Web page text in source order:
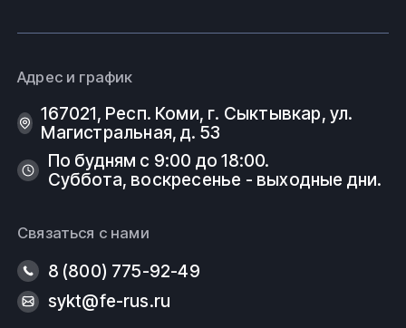
Адрес и график
167021, Респ. Коми, г. Сыктывкар, ул.
Магистральная, д. 53
По будням с 9:00 до 18:00.
Суббота, воскресенье - выходные дни.
Связаться с нами
8 (800) 775-92-49
sykt@fe-rus.ru